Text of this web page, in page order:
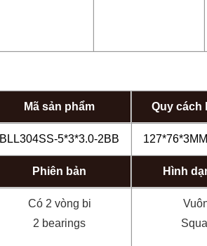
Mã sản phẩm Quy cách
BLL304SS-5*3*3.0-2BB
Phiên bản Hình
Có 2 vòng bi
2 bearings